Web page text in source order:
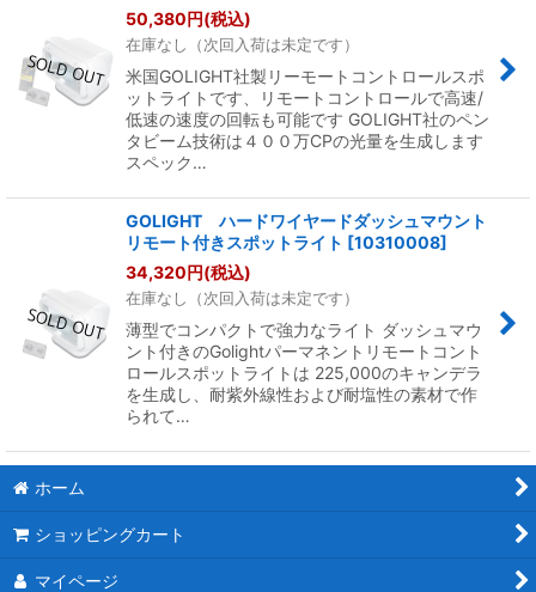
50,380円(税込)
在庫なし（次回入荷は未定です）
米国GOLIGHT社製リーモートコントロールスポ
ットライトです、リモートコントロールで高速/
低速の速度の回転も可能です GOLIGHT社のペン
タビーム技術は４００万CPの光量を生成します
スペック…
GOLIGHT ハードワイヤードダッシュマウント
リモート付きスポットライト [10310008]
34,320円(税込)
在庫なし（次回入荷は未定です）
薄型でコンパクトで強力なライト ダッシュマウ
ント付きのGolightパーマネントリモートコント
ロールスポットライトは 225,000のキャンデラ
を生成し、耐紫外線性および耐塩性の素材で作
られて…
ホーム
ショッピングカート
マイページ